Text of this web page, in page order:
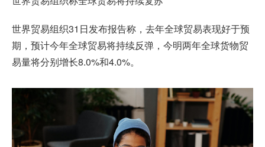
世界贸易组织31日发布报告称，去年全球贸易表现好于预
期，预计今年全球贸易将持续反弹，今明两年全球货物贸
易量将分别增长8.0%和4.0%。